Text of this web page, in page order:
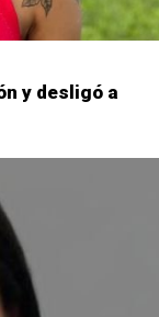
y desligó a